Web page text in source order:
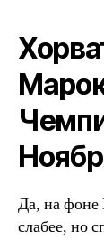
Да, на фоне
слабее, но